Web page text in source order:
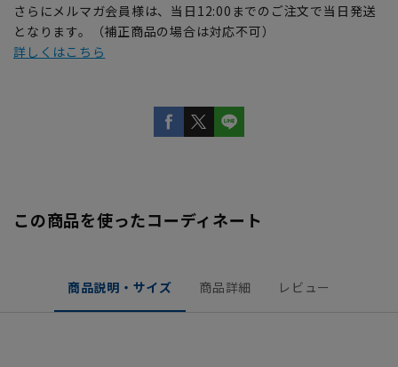
さらにメルマガ会員様は、当日12:00までのご注文で当日発送
となります。（補正商品の場合は対応不可）
詳しくはこちら
この商品を使ったコーディネート
商品説明・サイズ 商品詳細 レビュー